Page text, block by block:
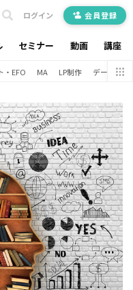
セミナー 動画 講座
ログイン 会員登録
・EFO MA LP制作 データ分析